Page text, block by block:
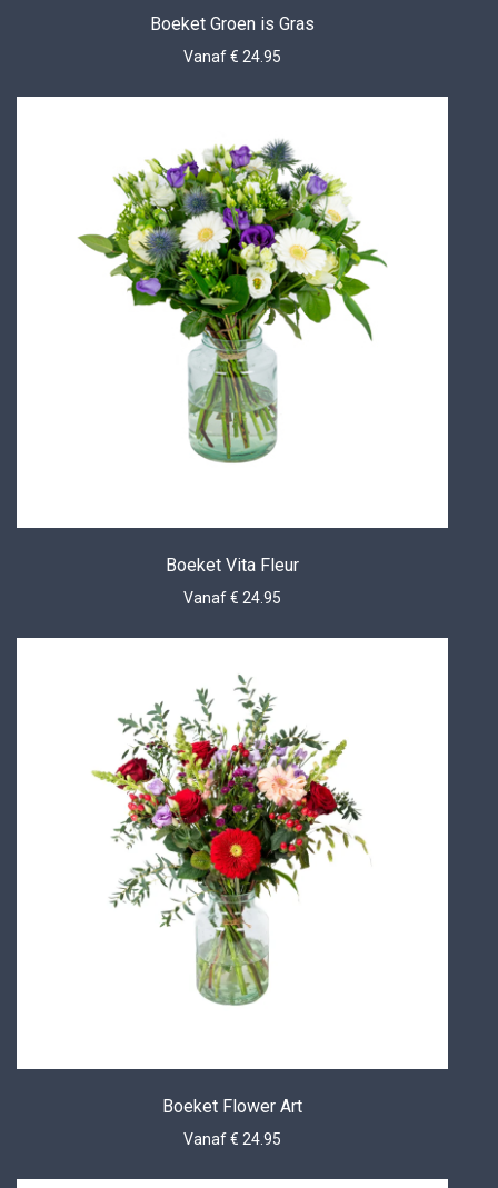
Boeket Groen is Gras
Vanaf € 24.95
Boeket Vita Fleur
Vanaf € 24.95
Boeket Flower Art
Vanaf € 24.95